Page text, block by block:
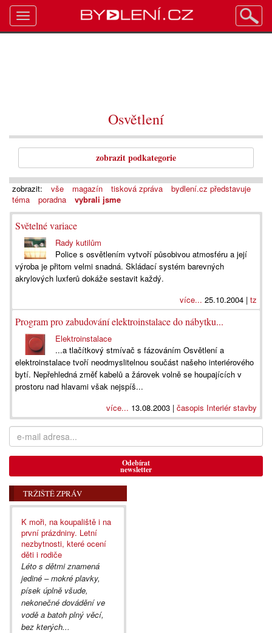
Osvětlení
zobrazit podkategorie
zobrazit: vše magazín tisková zpráva
bydlení.cz představuje
téma
poradna vybrali jsme
Světelné variace
Rady kutilům
Police s osvětlením vytvoří působivou atmosféru a její
výroba je přitom velmi snadná. Skládací systém barevných
akrylových luxferů dokáže sestavit každý.
více... 25.10.2004 | tz
Program pro zabudování elektroinstalace do nábytku...
Elektroinstalace
...a tlačítkový stmívač s fázováním Osvětlení a
elektroinstalace tvoří neodmyslitelnou součást našeho interiérového
bytí. Nepřehledná změť kabelů a žárovek volně se houpajících v
prostoru nad hlavami však nejspíš...
více... 13.08.2003 | časopis Interiér stavby
Odebírat
newsletter
TRŽIŠTĚ ZPRÁV
K moři, na koupaliště i na
první prázdniny. Letní
nezbytnosti, které ocení
děti i rodiče
Léto s dětmi znamená
jediné – mokré plavky,
písek úplně všude,
nekonečné dovádění ve
vodě a batoh plný věcí,
bez kterých...
Toggle
navigation